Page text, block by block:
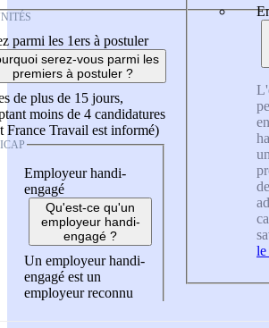
parmi les 1ers à postuler
serez-vous parmi les
premiers à postuler ?
de plus de 15 jours,
moins de 4 candidatures
France Travail est informé)
Employeur handi-
engagé
Qu'est-ce qu'un
employeur handi-
engagé ?
Un employeur handi-
engagé est un
employeur reconnu
le